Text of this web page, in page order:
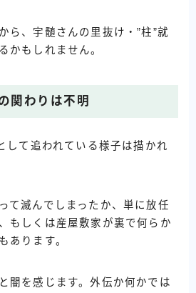
ら、宇髄さんの里抜け・”柱”就
かもしれません。
関わりは不明
して追われている様子は描かれ
て滅んでしまったか、単に放任
もしくは産屋敷家が裏で何らか
あります。
闇を感じます。外伝か何かでは